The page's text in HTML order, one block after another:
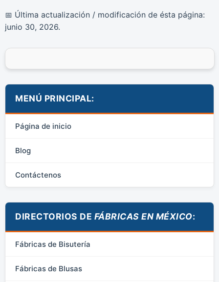
📅 Última actualización / modificación de ésta página:
junio 30, 2026.
MENÚ PRINCIPAL:
Página de inicio
Blog
Contáctenos
DIRECTORIOS DE FÁBRICAS EN MÉXICO:
Fábricas de Bisutería
Fábricas de Blusas